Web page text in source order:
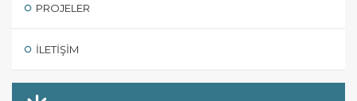
PROJELER
İLETIŞIM